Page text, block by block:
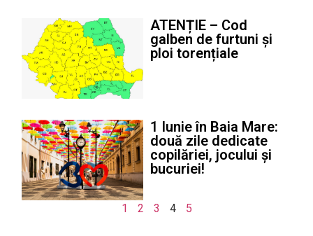
ATENȚIE – Cod
galben de furtuni și
ploi torențiale
1 Iunie în Baia Mare:
două zile dedicate
copilăriei, jocului și
bucuriei!
1 2 3 4 5